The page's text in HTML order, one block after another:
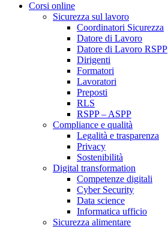
Corsi online
Sicurezza sul lavoro
Coordinatori Sicurezza
Datore di Lavoro
Datore di Lavoro RSPP
Dirigenti
Formatori
Lavoratori
Preposti
RLS
RSPP – ASPP
Compliance e qualità
Legalità e trasparenza
Privacy
Sostenibilità
Digital transformation
Competenze digitali
Cyber Security
Data science
Informatica ufficio
Sicurezza alimentare